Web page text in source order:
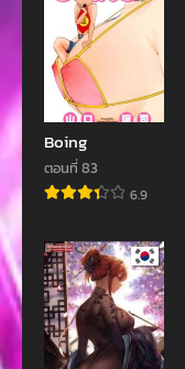
ตอนที่ 121
ธันวาคม 11, 2023
ตอนที่ 119
ธันวาคม 4, 2023
ตอนที่ 117
พฤศจิกายน 14, 2023
ตอนที่ 115
ตุลาคม 27, 2023
ตอนที่ 113
ตุลาคม 5, 2023
Boing
ตอนที่ 83
6.9